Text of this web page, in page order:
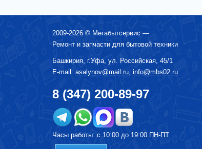
2009-2026 © Мегабытсервис —
Ремонт и запчасти для бытовой техники
Башкирия, г.Уфа, ул. Российская, 45/1
E-mail: asalynov@mail.ru, info@mbs02.ru
8 (347) 200-89-97
Часы работы: с 10:00 до 19:00 ПН-ПТ